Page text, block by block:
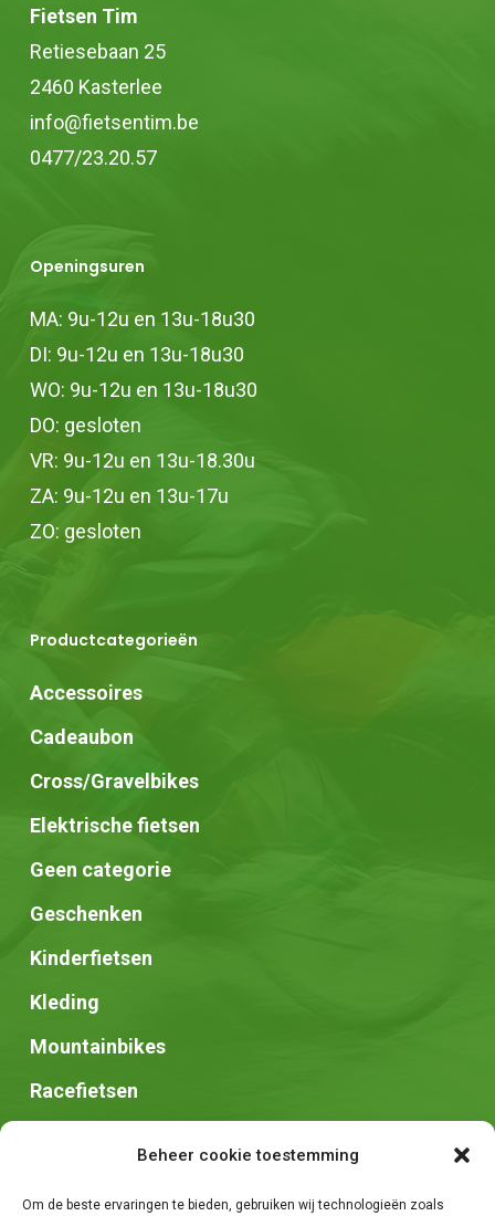
Beheer cookie toestemming
Om de beste ervaringen te bieden, gebruiken wij technologieën zoals
Fietsen Tim
Retiesebaan 25
2460 Kasterlee
info@fietsentim.be
0477/23.20.57
Openingsuren
MA: 9u-12u en 13u-18u30
DI: 9u-12u en 13u-18u30
WO: 9u-12u en 13u-18u30
DO: gesloten
VR: 9u-12u en 13u-18.30u
ZA: 9u-12u en 13u-17u
ZO: gesloten
Productcategorieën
Accessoires
Cadeaubon
Cross/Gravelbikes
Elektrische fietsen
Geen categorie
Geschenken
Kinderfietsen
Kleding
Mountainbikes
Racefietsen